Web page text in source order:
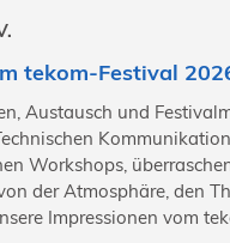
tekom-Festival
Austausch und
Workshops,
der Atmosphäre, den
Impressionen vom